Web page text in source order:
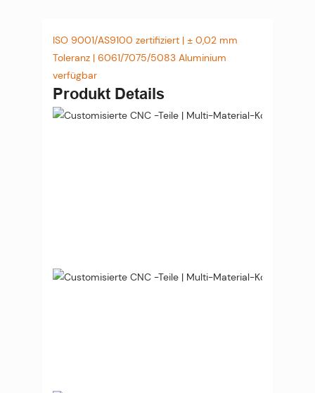
ISO 9001/AS9100 zertifiziert | ± 0,02 mm
Toleranz | 6061/7075/5083 Aluminium
verfügbar
Produkt Details